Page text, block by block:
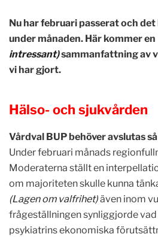
Nu har februari passerat och
under månaden. Här kommer en
intressant)sammanfattning av
vi har gjort.
Hälso- och sjukvården
Vårdval BUP behöver avslutas
Under februari månads
Moderaterna ställt en
om majoriteten skulle kunna
(Lagen om valfrihet)även inom
frågeställningen synliggjorde
psykiatrins ekonomiska